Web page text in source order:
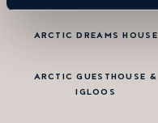
ARCTIC DREAMS HOUSE
ARCTIC GUESTHOUSE &
IGLOOS